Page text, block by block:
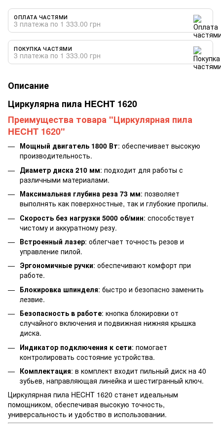
ОПЛАТА ЧАСТЯМИ
3 платежа по 1 333.00 грн
ПОКУПКА ЧАСТЯМИ
3 платежа по 1 333.00 грн
Описание
Циркулярна пила HECHT 1620
Преимущества товара "Циркулярная пила
HECHT 1620"
Мощный двигатель 1800 Вт: обеспечивает высокую
производительность.
Диаметр диска 210 мм: подходит для работы с
различными материалами.
Максимальная глубина реза 73 мм: позволяет
выполнять как поверхностные, так и глубокие пропилы.
Скорость без нагрузки 5000 об/мин: способствует
чистому и аккуратному резу.
Встроенный лазер: облегчает точность резов и
управление пилой.
Эргономичные ручки: обеспечивают комфорт при
работе.
Блокировка шпинделя: быстро и безопасно заменить
лезвие.
Безопасность в работе: кнопка блокировки от
случайного включения и подвижная нижняя крышка
диска.
Индикатор подключения к сети: помогает
контролировать состояние устройства.
Комплектация: в комплект входит пильный диск на 40
зубьев, направляющая линейка и шестигранный ключ.
Циркулярная пила HECHT 1620 станет идеальным
помощником, обеспечивая высокую точность,
универсальность и удобство в использовании.